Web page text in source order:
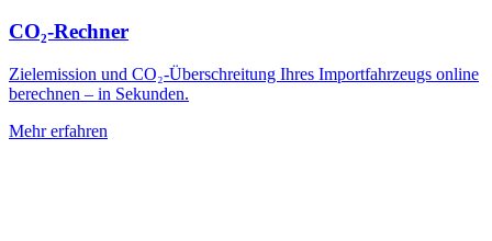
CO₂-Rechner
Zielemission und CO₂-Überschreitung Ihres Importfahrzeugs online
berechnen – in Sekunden.
Mehr erfahren